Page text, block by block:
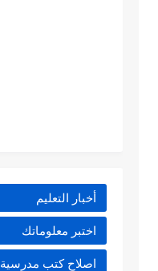
أخبار التعليم
اختبر معلوماتك
اصلاح كتب مدرسية